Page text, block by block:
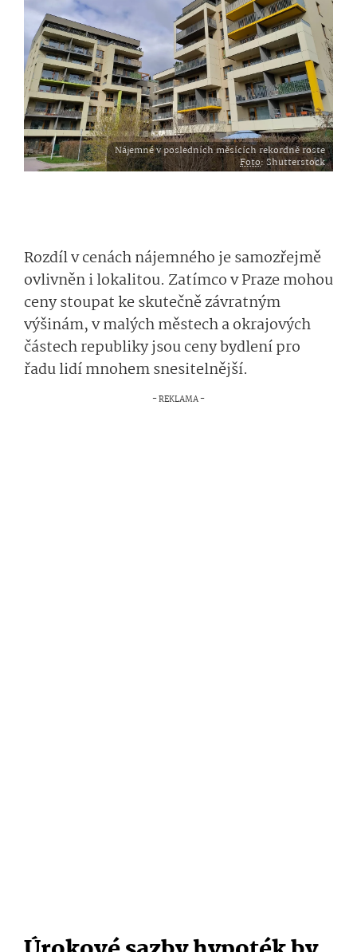
Nájemné v posledních měsících rekordně roste
Foto: Shutterstock
Rozdíl v cenách nájemného je samozřejmě
ovlivněn i lokalitou. Zatímco v Praze mohou
ceny stoupat ke skutečně závratným
výšinám, v malých městech a okrajových
částech republiky jsou ceny bydlení pro
řadu lidí mnohem snesitelnější.